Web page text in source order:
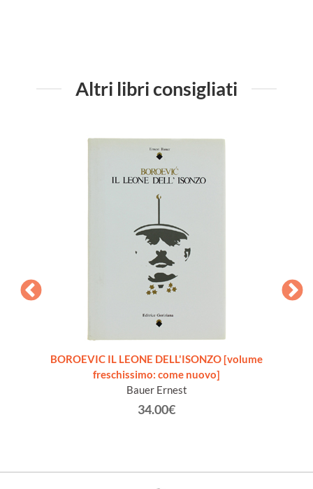
Altri libri consigliati
BOROEVIC IL LEONE DELL'ISONZO [volume
freschissimo: come nuovo]
Bauer Ernest
34.00€